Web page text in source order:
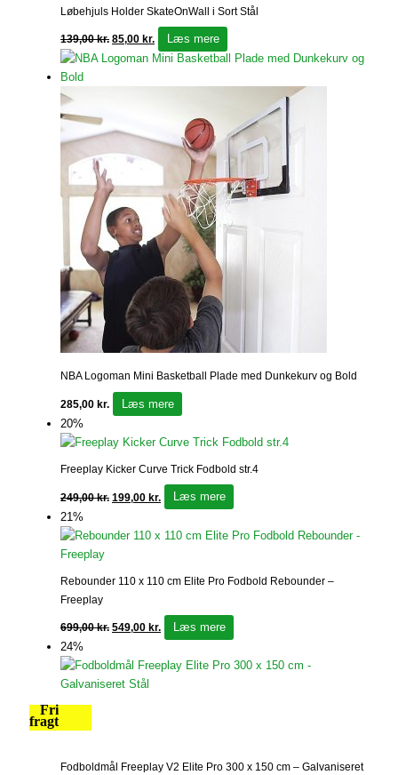
Løbehjuls Holder SkateOnWall i Sort Stål
139,00kr. 85,00 kr. Læs mere
NBA Logoman Mini Basketball Plade med Dunkekurv og Bold
285,00 kr.
Læs mere
20%
Freeplay Kicker Curve Trick Fodbold str.4
249,00kr. 199,00 kr.
Læs mere
21%
Rebounder 110 x 110 cm Elite Pro Fodbold Rebounder –
Freeplay
699,00kr. 549,00 kr.
Læs mere
24%
Fri
fragt
Fodboldmål Freeplay V2 Elite Pro 300 x 150 cm – Galvaniseret